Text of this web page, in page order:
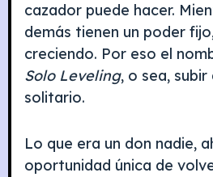
cazador puede hacer.
demás tienen un poder
creciendo. Por eso el
Solo Leveling, o sea, subir
solitario.
Lo que era un don nadie,
oportunidad única de